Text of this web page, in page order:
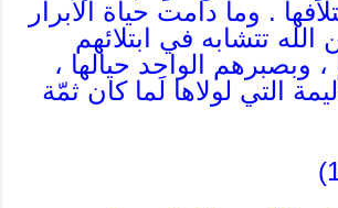
. وما دامت حياة الأبرار
الله تتشابه في ابتلائهم
، وبصبرهم الواحد حيالها ،
التي لولاها لَما كان ثمّة